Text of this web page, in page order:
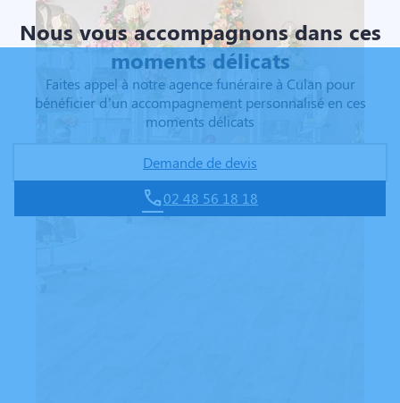
Nous vous accompagnons dans ces
moments délicats
Faites appel à notre agence funéraire à Culan pour
bénéficier d’un accompagnement personnalisé en ces
moments délicats
Demande de devis
02 48 56 18 18